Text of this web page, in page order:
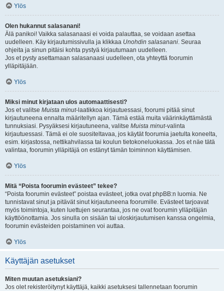
Ylös
Olen hukannut salasanani!
Älä panikoi! Vaikka salasanaasi ei voida palauttaa, se voidaan asettaa
uudelleen. Käy kirjautumissivulla ja klikkaa Unohdin salasanani. Seuraa
ohjeita ja sinun pitäisi kohta pystyä kirjautumaan uudelleen.
Jos et pysty asettamaan salasanaasi uudelleen, ota yhteyttä foorumin
ylläpitäjään.
Ylös
Miksi minut kirjataan ulos automaattisesti?
Jos et valitse Muista minut-laatikkoa kirjautuessasi, foorumi pitää sinut
kirjautuneena ennalta määritellyn ajan. Tämä estää muita väärinkäyttämästä
tunnuksiasi. Pysyäksesi kirjautuneena, valitse Muista minut-valinta
kirjautuessasi. Tämä ei ole suositeltavaa, jos käytät foorumia jaetulta koneelta,
esim. kirjastossa, nettikahvilassa tai koulun tietokoneluokassa. Jos et näe tätä
valintaa, foorumin ylläpitäjä on estänyt tämän toiminnon käyttämisen.
Ylös
Mitä “Poista foorumin evästeet” tekee?
“Poista foorumin evästeet” poistaa evästeet, jotka ovat phpBB:n luomia. Ne
tunnistavat sinut ja pitävät sinut kirjautuneena foorumille. Evästeet tarjoavat
myös toimintoja, kuten luettujen seurantaa, jos ne ovat foorumin ylläpitäjän
käyttöönottamia. Jos sinulla on sisään tai uloskirjautumisen kanssa ongelmia,
foorumin evästeiden poistaminen voi auttaa.
Ylös
Käyttäjän asetukset
Miten muutan asetuksiani?
Jos olet rekisteröitynyt käyttäjä, kaikki asetuksesi tallennetaan foorumin